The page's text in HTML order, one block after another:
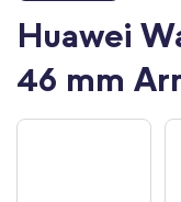
Huawei
46 mm